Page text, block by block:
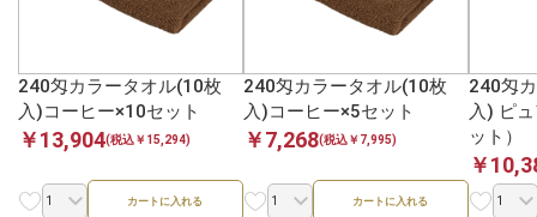
240匁カラータオル(10枚
入)コーヒー×10セット
￥13,904(税込￥15,294)
カートに入れる
240匁カラータオル(10枚
入)コーヒー×5セット
￥7,268(税込￥7,995)
カートに入れる
240匁
入) ピ
ット）
￥